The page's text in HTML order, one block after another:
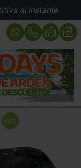
al instante.